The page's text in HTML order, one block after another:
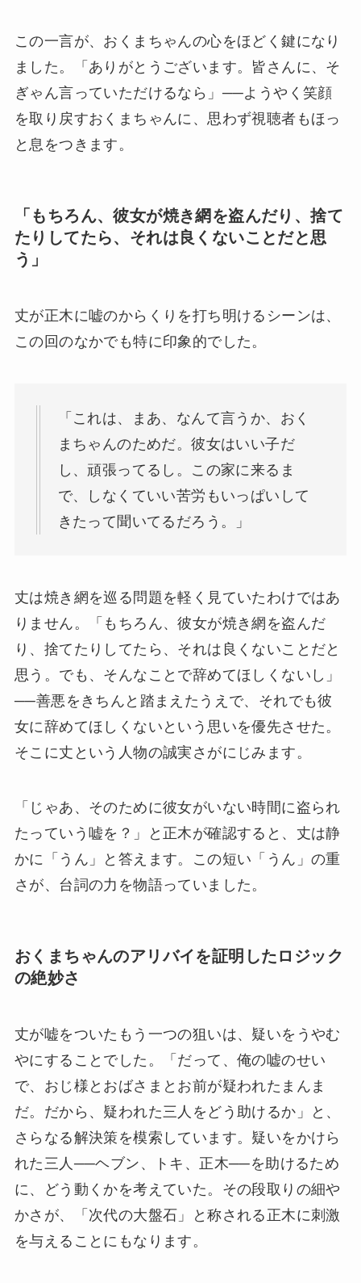
この一言が、おくまちゃんの心をほどく鍵になり
ました。「ありがとうございます。皆さんに、そ
ぎゃん言っていただけるなら」──ようやく笑顔
を取り戻すおくまちゃんに、思わず視聴者もほっ
と息をつきます。
「もちろん、彼女が焼き網を盗んだり、捨て
たりしてたら、それは良くないことだと思
う」
丈が正木に嘘のからくりを打ち明けるシーンは、
この回のなかでも特に印象的でした。
「これは、まあ、なんて言うか、おく
まちゃんのためだ。彼女はいい子だ
し、頑張ってるし。この家に来るま
で、しなくていい苦労もいっぱいして
きたって聞いてるだろう。」
丈は焼き網を巡る問題を軽く見ていたわけではあ
りません。「もちろん、彼女が焼き網を盗んだ
り、捨てたりしてたら、それは良くないことだと
思う。でも、そんなことで辞めてほしくないし」
──善悪をきちんと踏まえたうえで、それでも彼
女に辞めてほしくないという思いを優先させた。
そこに丈という人物の誠実さがにじみます。
「じゃあ、そのために彼女がいない時間に盗られ
たっていう嘘を？」と正木が確認すると、丈は静
かに「うん」と答えます。この短い「うん」の重
さが、台詞の力を物語っていました。
おくまちゃんのアリバイを証明したロジック
の絶妙さ
丈が嘘をついたもう一つの狙いは、疑いをうやむ
やにすることでした。「だって、俺の嘘のせい
で、おじ様とおばさまとお前が疑われたまんま
だ。だから、疑われた三人をどう助けるか」と、
さらなる解決策を模索しています。疑いをかけら
れた三人──ヘブン、トキ、正木──を助けるため
に、どう動くかを考えていた。その段取りの細や
かさが、「次代の大盤石」と称される正木に刺激
を与えることにもなります。